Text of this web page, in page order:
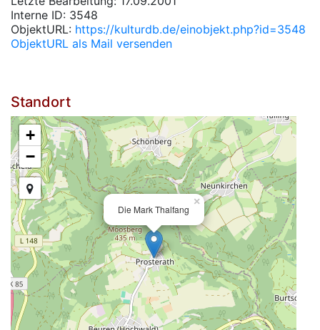
Interne ID: 3548
ObjektURL: https://kulturdb.de/einobjekt.php?id=3548
ObjektURL als Mail versenden
Standort
Die Mark Thalfang
×
+
−